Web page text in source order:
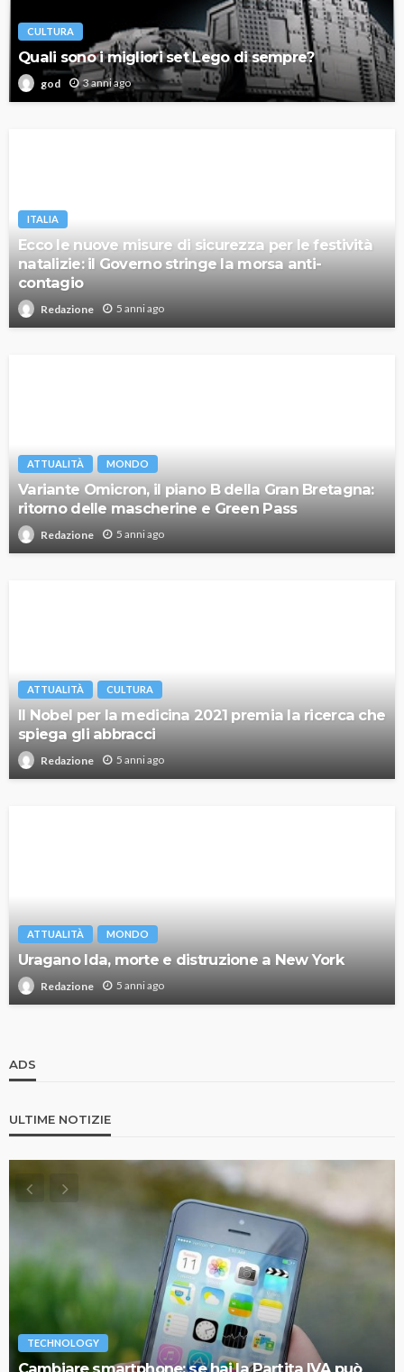
CULTURA
Quali sono i migliori set Lego di sempre?
god 3 anni ago
ITALIA
Ecco le nuove misure di sicurezza per le festività
natalizie: il Governo stringe la morsa anti-
contagio
Redazione 5 anni ago
ATTUALITÀ MONDO
Variante Omicron, il piano B della Gran Bretagna:
ritorno delle mascherine e Green Pass
Redazione 5 anni ago
ATTUALITÀ CULTURA
Il Nobel per la medicina 2021 premia la ricerca che
spiega gli abbracci
Redazione 5 anni ago
ATTUALITÀ MONDO
Uragano Ida, morte e distruzione a New York
Redazione 5 anni ago
ADS
ULTIME NOTIZIE
TECHNOLOGY